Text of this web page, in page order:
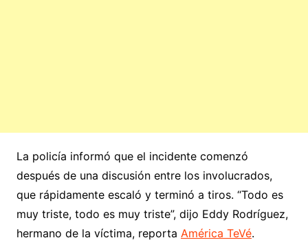
La policía informó que el incidente comenzó
después de una discusión entre los involucrados,
que rápidamente escaló y terminó a tiros. “Todo es
muy triste, todo es muy triste”, dijo Eddy Rodríguez,
hermano de la víctima, reporta América TeVé.